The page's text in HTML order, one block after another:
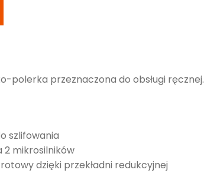
polerka przeznaczona do obsługi ręcznej.
szlifowania
mikrosilników
dzięki przekładni redukcyjnej